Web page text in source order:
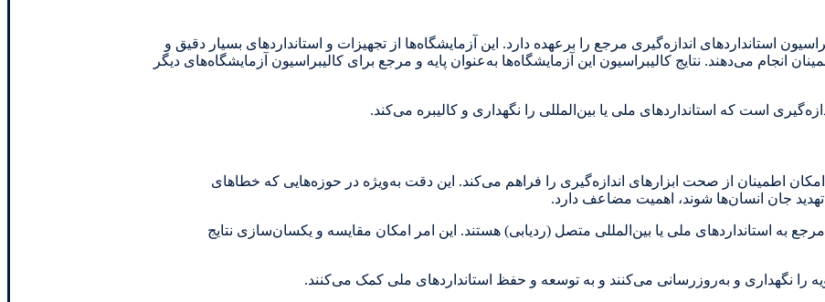
استانداردهای اندازه‌گیری مرجع را برعهده دارد. این آزمایشگاه‌ها از تجهیزات و استانداردهای بسیار دقیق و
انجام می‌دهند. نتایج کالیبراسیون این آزمایشگاه‌ها به‌عنوان پایه و مرجع برای کالیبراسیون آزمایشگاه‌های دیگر
است که استانداردهای ملی یا بین‌المللی را نگهداری و کالیبره می‌کند.
اطمینان از صحت ابزارهای اندازه‌گیری را فراهم می‌کند. این دقت به‌ویژه در حوزه‌هایی که خطاهای
جان انسان‌ها شوند، اهمیت مضاعف دارد.
مرجع به استانداردهای ملی یا بین‌المللی متصل (ردیابی) هستند. این امر امکان مقایسه و یکسان‌سازی نتایج
را نگهداری و به‌روزرسانی می‌کنند و به توسعه و حفظ استانداردهای ملی کمک می‌کنند.